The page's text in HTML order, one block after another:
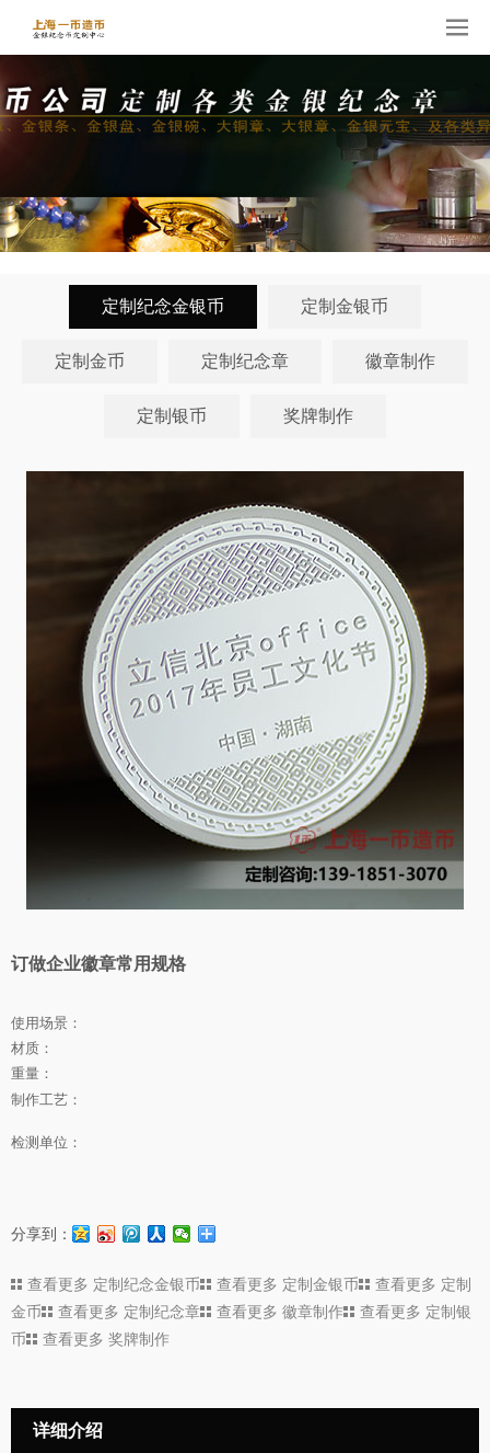
定制纪念金银币 定制金银币
定制金币 定制纪念章 徽章制作
定制银币 奖牌制作
订做企业徽章常用规格
使用场景：
材质：
重量：
制作工艺：
检测单位：
分享到：
查看更多 定制纪念金银币 查看更多 定制金银币 查看更多 定制
金币
查看更多 定制纪念章 查看更多 徽章制作 查看更多 定制银
币
查看更多 奖牌制作
详细介绍